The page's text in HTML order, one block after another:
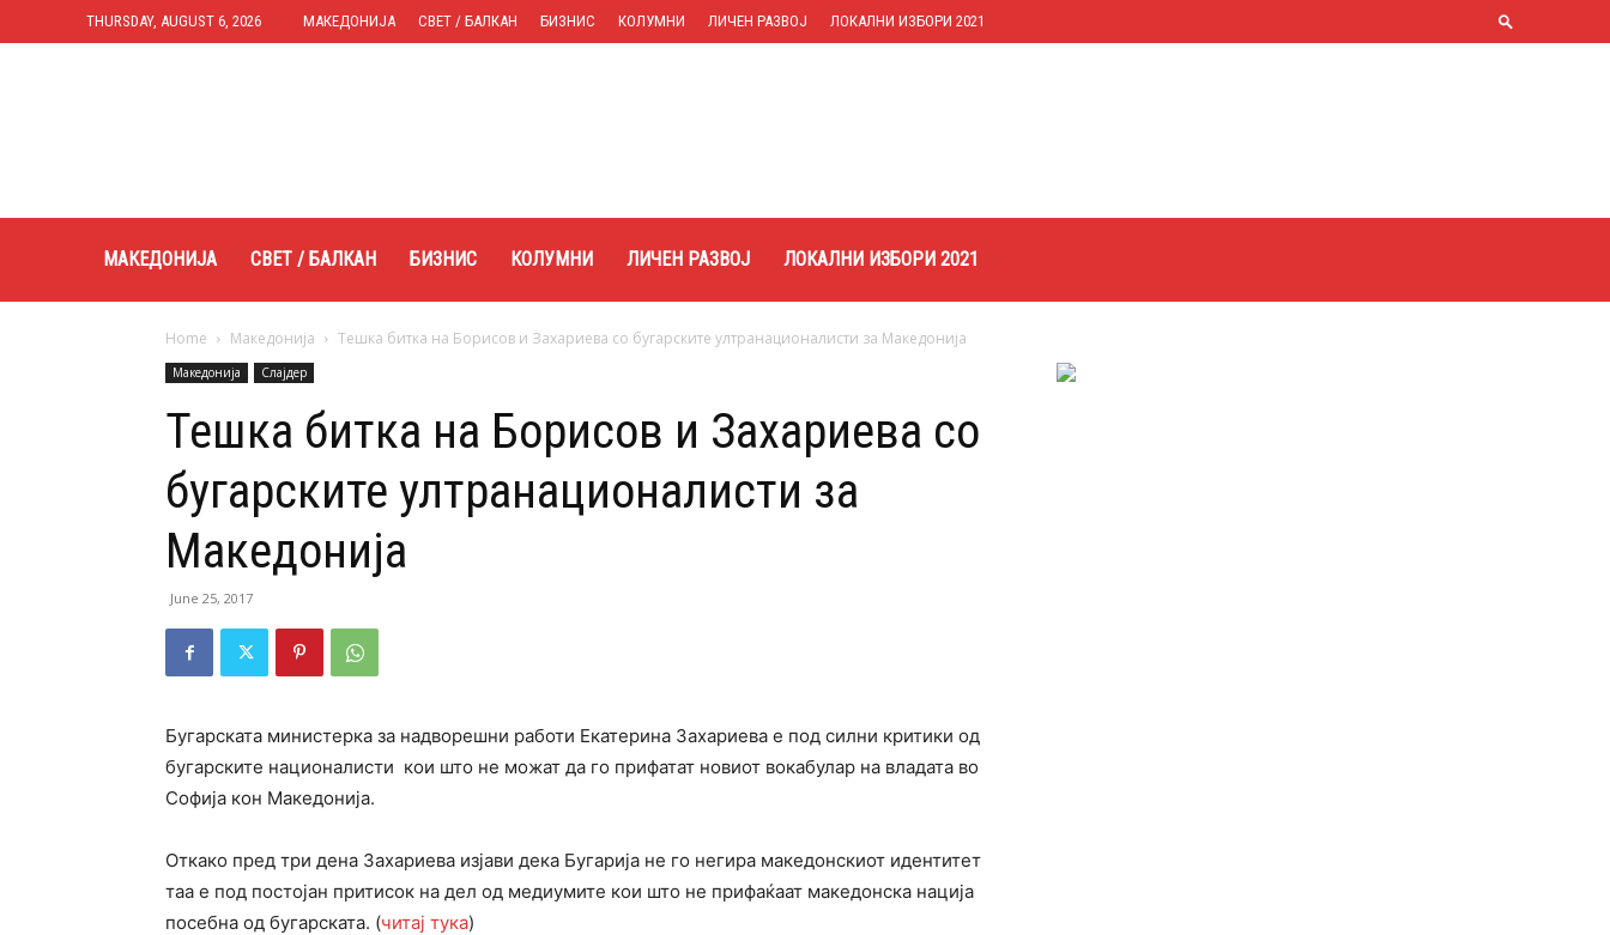
THURSDAY, AUGUST 6, 2026 МАКЕДОНИЈА СВЕТ / БАЛКАН БИЗНИС КОЛУМНИ ЛИЧЕН РАЗВОЈ ЛОКАЛНИ ИЗБОРИ 2021
МАКЕДОНИЈА СВЕТ / БАЛКАН БИЗНИС КОЛУМНИ ЛИЧЕН РАЗВОЈ ЛОКАЛНИ ИЗБОРИ 2021
Home Македонија Тешка битка на Борисов и Захариева со бугарските ултранационалисти за Македонија
Македонија Слајдер
Тешка битка на Борисов и Захариева со
бугарските ултранационалисти за
Македонија
June 25, 2017
Бугарската министерка за надворешни работи Екатерина Захариева е под силни критики од
бугарските националисти кои што не можат да го прифатат новиот вокабулар на владата во
Софија кон Македонија.
Откако пред три дена Захариева изјави дека Бугарија не го негира македонскиот идентитет
таа е под постојан притисок на дел од медиумите кои што не прифаќаат македонска нација
посебна од бугарската. (читај тука)